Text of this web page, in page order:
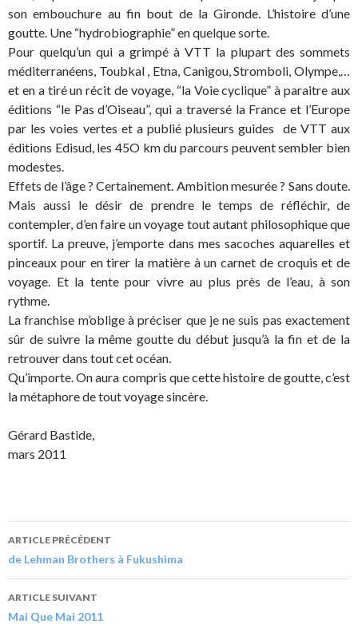
son embouchure au fin bout de la Gironde. L’histoire d’une
goutte. Une “hydrobiographie” en quelque sorte.
Pour quelqu’un qui a grimpé à VTT la plupart des sommets
méditerranéens, Toubkal , Etna, Canigou, Stromboli, Olympe,…
et en a tiré un récit de voyage, “la Voie cyclique” à paraitre aux
éditions “le Pas d’Oiseau”, qui a traversé la France et l’Europe
par les voies vertes et a publié plusieurs guides de VTT aux
éditions Edisud, les 45O km du parcours peuvent sembler bien
modestes.
Effets de l’âge ? Certainement. Ambition mesurée ? Sans doute.
Mais aussi le désir de prendre le temps de réfléchir, de
contempler, d’en faire un voyage tout autant philosophique que
sportif. La preuve, j’emporte dans mes sacoches aquarelles et
pinceaux pour en tirer la matière à un carnet de croquis et de
voyage. Et la tente pour vivre au plus près de l’eau, à son
rythme.
La franchise m’oblige à préciser que je ne suis pas exactement
sûr de suivre la même goutte du début jusqu’à la fin et de la
retrouver dans tout cet océan.
Qu’importe. On aura compris que cette histoire de goutte, c’est
la métaphore de tout voyage sincère.
Gérard Bastide,
mars 2011
ARTICLE PRÉCÉDENT
de Lehman Brothers à Fukushima
ARTICLE SUIVANT
Mai Que Mai 2011